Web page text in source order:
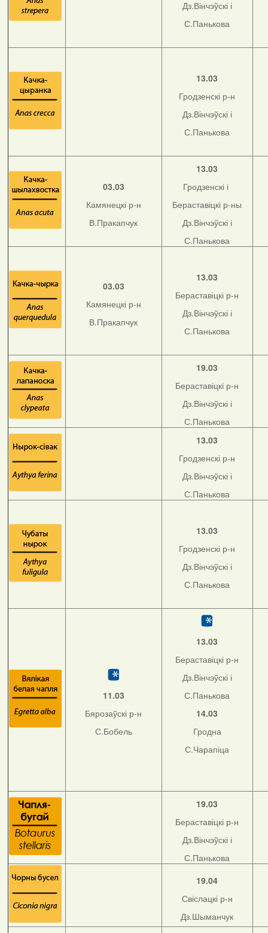
Дз.Вінчэўскі і
С.Панькова
13.03
Гродзенскі р-н
Дз.Вінчэўскі і
С.Панькова
03.03
Камянецкі р-н
В.Пракапчук
13.03
Гродзенскі і
Бераставіцкі р-ны
Дз.Вінчэўскі і
С.Панькова
03.03
Камянецкі р-н
В.Пракапчук
13.03
Бераставіцкі р-н
Дз.Вінчэўскі і
С.Панькова
19.03
Бераставіцкі р-н
Дз.Вінчэўскі і
С.Панькова
13.03
Гродзенскі р-н
Дз.Вінчэўскі і
С.Панькова
13.03
Гродзенскі р-н
Дз.Вінчэўскі і
С.Панькова
11.03
Бярозаўскі р-н
С.Бобель
13.03
Бераставіцкі р-н
Дз.Вінчэўскі і
С.Панькова
14.03
Гродна
С.Чарапіца
19.03
Бераставіцкі р-н
Дз.Вінчэўскі і
С.Панькова
19.04
Свіслацкі р-н
Дз.Шыманчук